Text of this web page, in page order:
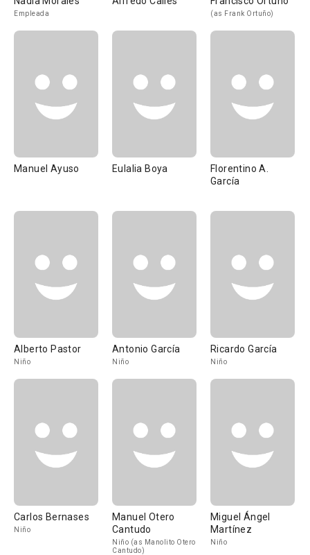
Empleada (as Frank Ortuño)
Manuel Ayuso Eulalia Boya
Florentino A.
García
Alberto Pastor
Niño
Antonio García
Niño
Ricardo García
Niño
Carlos Bernases
Niño
Manuel Otero
Cantudo
Niño (as Manolito Otero
Cantudo)
Miguel Ángel
Martínez
Niño